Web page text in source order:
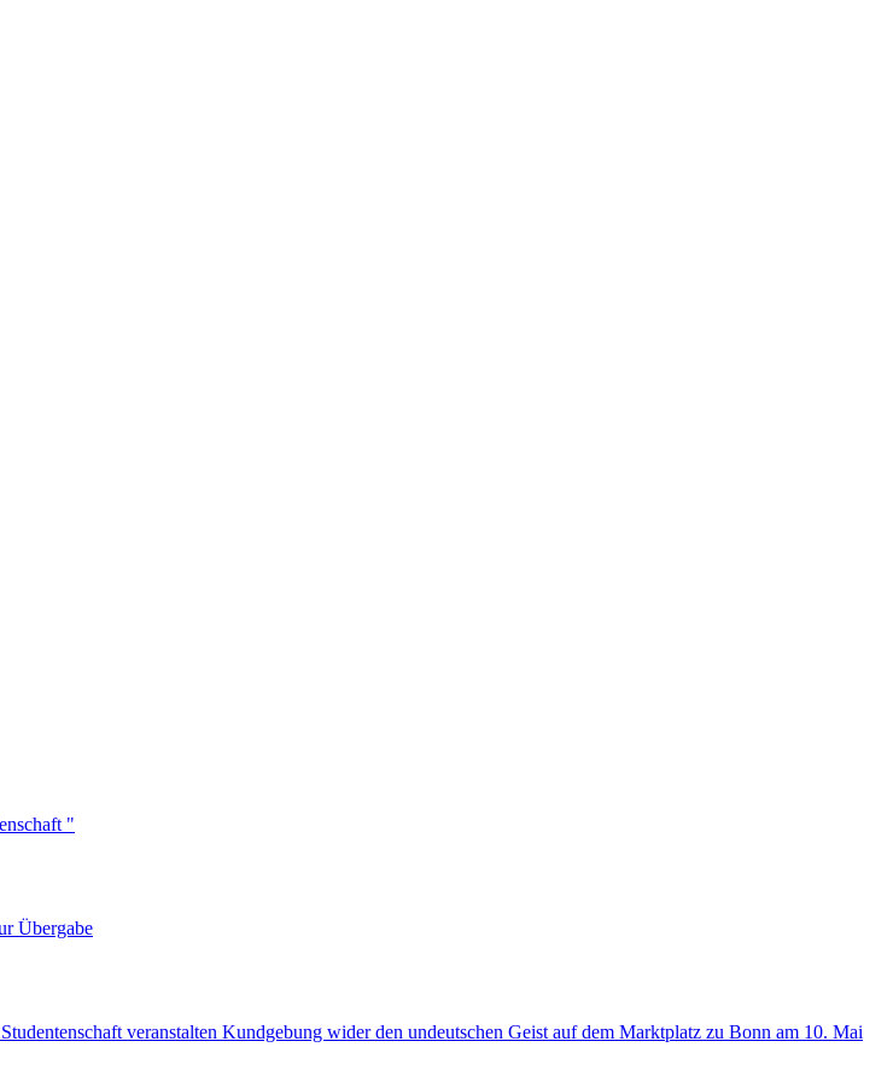
"
Übergabe
veranstalten Kundgebung wider den undeutschen Geist auf dem Marktplatz zu Bonn am 10. Mai